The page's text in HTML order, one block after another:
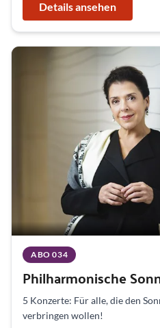
Details ansehen
ABO 034
Philharmonische
5 Konzerte: Für alle, die den
verbringen wollen!